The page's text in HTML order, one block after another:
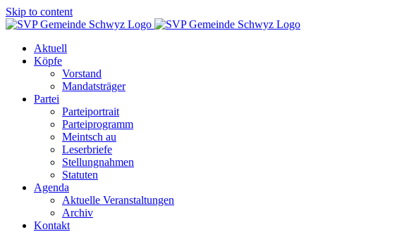
Skip to content
Aktuell
Köpfe
Vorstand
Mandatsträger
Partei
Parteiportrait
Parteiprogramm
Meintsch au
Leserbriefe
Stellungnahmen
Statuten
Agenda
Aktuelle Veranstaltungen
Archiv
Kontakt